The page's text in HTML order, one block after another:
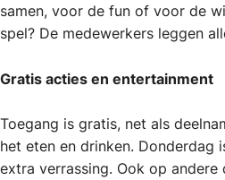
samen, voor de fun of voor de
spel? De medewerkers leggen
Gratis acties en entertainment
Toegang is gratis, net als
het eten en drinken. Donderdag
extra verrassing. Ook op andere